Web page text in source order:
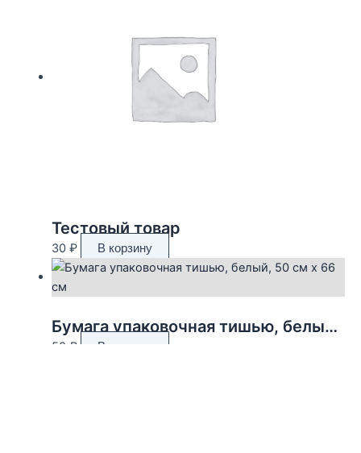
Тестовый товар
30 ₽ В корзину
Бумага упаковочная тишью, белый, 50 см х 66 см
50 ₽ В корзину